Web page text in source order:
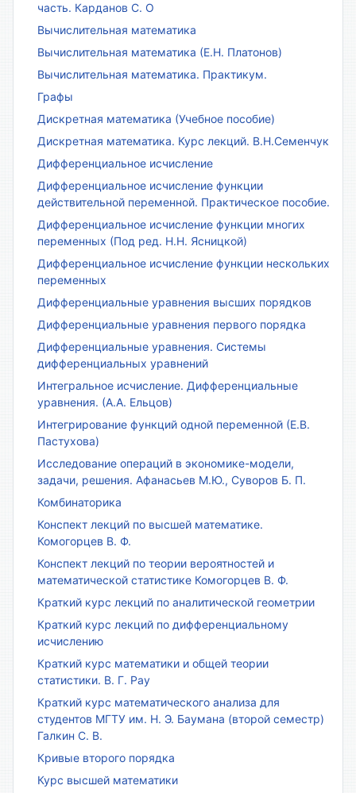
часть. Карданов С. О
Вычислительная математика
Вычислительная математика (Е.Н. Платонов)
Вычислительная математика. Практикум.
Графы
Дискретная математика (Учебное пособие)
Дискретная математика. Курс лекций. В.Н.Семенчук
Дифференциальное исчисление
Дифференциальное исчисление функции
действительной переменной. Практическое пособие.
Дифференциальное исчисление функции многих
переменных (Под ред. Н.Н. Ясницкой)
Дифференциальное исчисление функции нескольких
переменных
Дифференциальные уравнения высших порядков
Дифференциальные уравнения первого порядка
Дифференциальные уравнения. Системы
дифференциальных уравнений
Интегральное исчисление. Дифференциальные
уравнения. (А.А. Ельцов)
Интегрирование функций одной переменной (Е.В.
Пастухова)
Исследование операций в экономике-модели,
задачи, решения. Афанасьев М.Ю., Суворов Б. П.
Комбинаторика
Конспект лекций по высшей математике.
Комогорцев В. Ф.
Конспект лекций по теории вероятностей и
математической статистике Комогорцев В. Ф.
Краткий курс лекций по аналитической геометрии
Краткий курс лекций по дифференциальному
исчислению
Краткий курс математики и общей теории
статистики. В. Г. Рау
Краткий курс математического анализа для
студентов МГТУ им. Н. Э. Баумана (второй семестр)
Галкин С. В.
Кривые второго порядка
Курс высшей математики